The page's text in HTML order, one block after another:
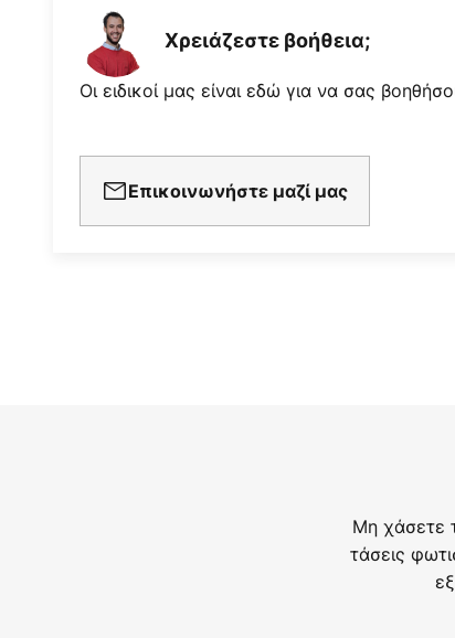
Χρειάζεστε βοήθεια;
Οι ειδικοί μας είναι εδώ για να σας
Επικοινωνήστε μαζί μας
Μη χάσετε
τάσεις